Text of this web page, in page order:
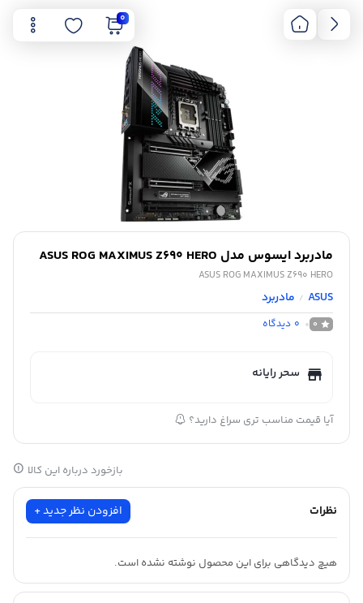
0
مادربرد ایسوس مدل ASUS ROG MAXIMUS Z690 HERO
ASUS ROG MAXIMUS Z690 HERO
ASUS
/ مادربرد
0
0 دیدگاه
سحر رایانه
آیا قیمت مناسب تری سراغ دارید؟
بازخورد درباره این کالا
نظرات افزودن نظر جدید +
هیچ دیدگاهی برای این محصول نوشته نشده است.